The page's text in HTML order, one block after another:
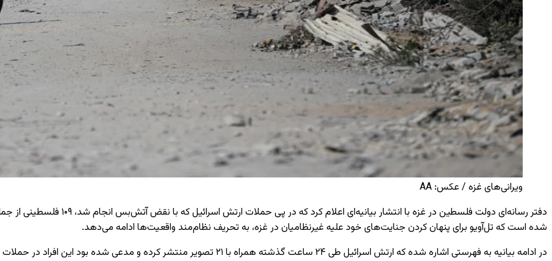
ویرانی‌های غزه / عکس: AA
شده است که تل‌آویو برای پنهان کردن جنایت‌های خود علیه غیرنظامیان در غزه، به تحریف نظام‌مند واقعیت‌ها ادامه می‌دهد.
در ادامه بیانیه به فهرستی اشاره شده که ارتش اسرائیل طی ۲۴ ساعت گذشته همراه با ۲۱ تصویر منتشر کرده و مدعی شده بود این افراد در حملات هدفمند کشته شده‌اند.